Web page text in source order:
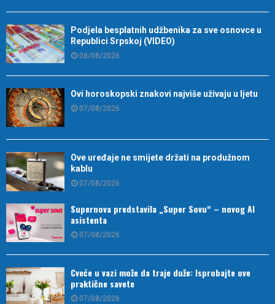
Podjela besplatnih udžbenika za sve osnovce u
Republici Srpskoj (VIDEO)
08/08/2026
Ovi horoskopski znakovi najviše uživaju u ljetu
07/08/2026
Ove uređaje ne smijete držati na produžnom
kablu
07/08/2026
Supernova predstavila „Super Sovu“ – novog AI
asistenta
07/08/2026
Cveće u vazi može da traje duže: Isprobajte ove
praktične savete
07/08/2026